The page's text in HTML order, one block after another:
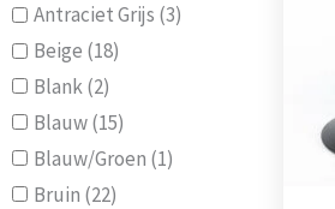
Antraciet Grijs (3)
Beige (18)
Blank(2)
Blauw(15)
Blauw/Groen (1)
Bruin (22)